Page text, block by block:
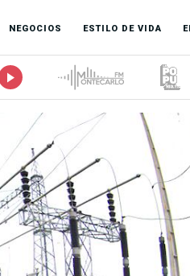
NEGOCIOS ESTILO DE VIDA